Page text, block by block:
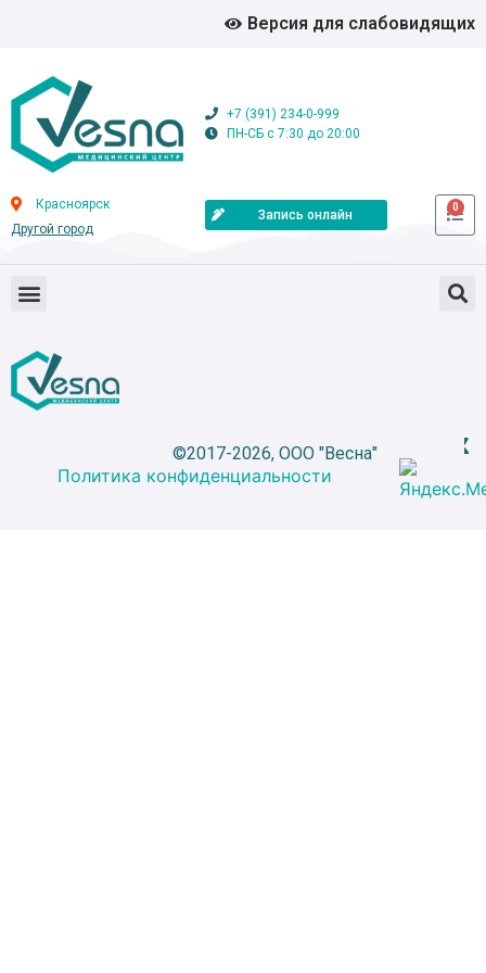
Версия для слабовидящих
+7 (391) 234-0-999
ПН-СБ с 7:30 до 20:00
Красноярск
Другой город
Запись онлайн
0
©2017-2026, ООО "Весна"
Политика конфиденциальности